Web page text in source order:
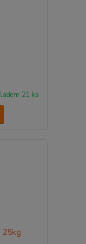
21 ks